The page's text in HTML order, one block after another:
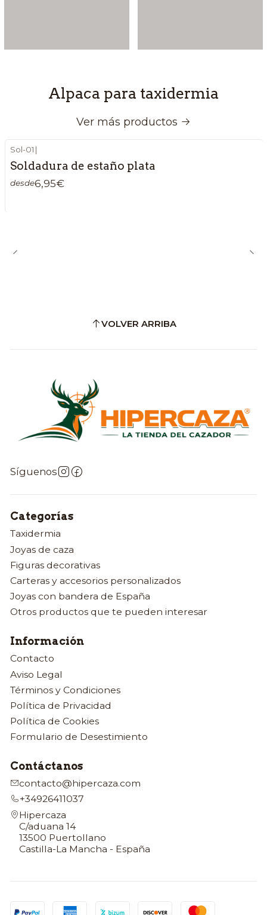
Alpaca para taxidermia
Ver más productos
Sol-01 |
Soldadura de estaño plata
desde6,95€
VOLVER ARRIBA
Síguenos
Categorías
Taxidermia
Joyas de caza
Figuras decorativas
Carteras y accesorios personalizados
Joyas con bandera de España
Otros productos que te pueden interesar
Información
Contacto
Aviso Legal
Términos y Condiciones
Política de Privacidad
Política de Cookies
Formulario de Desestimiento
Contáctanos
contacto@hipercaza.com
+34926411037
Hipercaza
C/aduana 14
13500 Puertollano
Castilla-La Mancha - España